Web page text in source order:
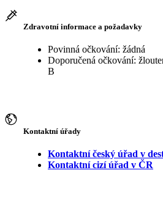
Zdravotní informace a požadavky
Povinná očkování: žádná
Doporučená očkování:
B
Kontaktní úřady
Kontaktní český úřad v
Kontaktní cizí úřad v ČR